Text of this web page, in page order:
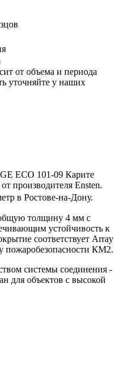
от объема и периода
уточняйте у наших
ECO 101-09 Карите
производителя Ensten.
в Ростове-на-Дону.
толщину 4 мм с
устойчивость к
соответствует Array
пожаробезопасности КМ2.
системы соединения -
для объектов с высокой